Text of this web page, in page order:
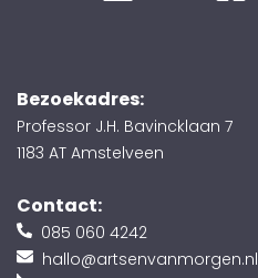
Bezoekadres:
Professor J.H. Bavincklaan 7
1183 AT Amstelveen
Contact:
085 060 4242
hallo@artsenvanmorgen.nl